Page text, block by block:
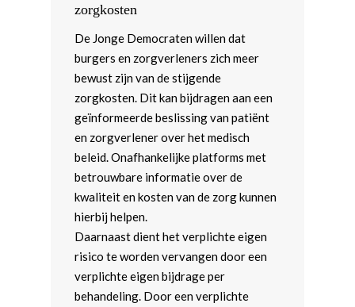
zorgkosten
De Jonge Democraten willen dat
burgers en zorgverleners zich meer
bewust zijn van de stijgende
zorgkosten. Dit kan bijdragen aan een
geïnformeerde beslissing van patiënt
en zorgverlener over het medisch
beleid. Onafhankelijke platforms met
betrouwbare informatie over de
kwaliteit en kosten van de zorg kunnen
hierbij helpen.
Daarnaast dient het verplichte eigen
risico te worden vervangen door een
verplichte eigen bijdrage per
behandeling. Door een verplichte